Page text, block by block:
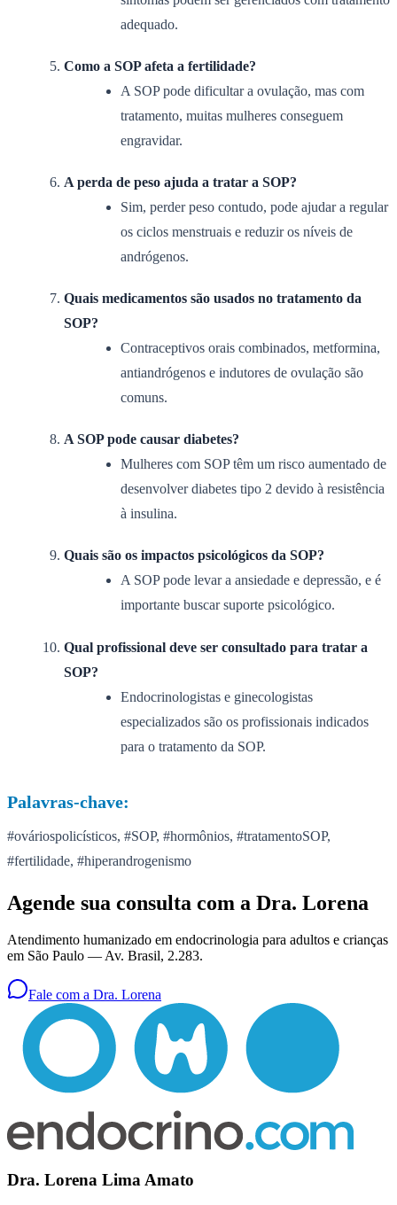
adequado.
Como a SOP afeta a fertilidade?
A SOP pode dificultar a ovulação, mas com
tratamento, muitas mulheres conseguem
engravidar.
A perda de peso ajuda a tratar a SOP?
Sim, perder peso contudo, pode ajudar a regular
os ciclos menstruais e reduzir os níveis de
andrógenos.
Quais medicamentos são usados no tratamento da
SOP?
Contraceptivos orais combinados, metformina,
antiandrógenos e indutores de ovulação são
comuns.
A SOP pode causar diabetes?
Mulheres com SOP têm um risco aumentado de
desenvolver diabetes tipo 2 devido à resistência
à insulina.
Quais são os impactos psicológicos da SOP?
A SOP pode levar a ansiedade e depressão, e é
importante buscar suporte psicológico.
Qual profissional deve ser consultado para tratar a
SOP?
Endocrinologistas e ginecologistas
especializados são os profissionais indicados
para o tratamento da SOP.
Palavras-chave:
#ováriospolicísticos, #SOP, #hormônios, #tratamentoSOP,
#fertilidade, #hiperandrogenismo
Agende sua consulta com a Dra. Lorena
Atendimento humanizado em endocrinologia para adultos e crianças
em São Paulo —Av. Brasil, 2.283.
Fale com a Dra. Lorena
Dra. Lorena Lima Amato